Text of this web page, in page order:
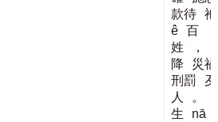
款待 祂
ê 百
姓
，
降
災禍
刑罰
歹
人
。
生
nā